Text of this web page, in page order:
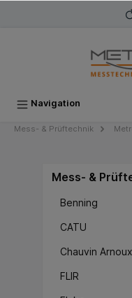
Navigation
Mess- & Prüftechnik
Mess- &
Benning
CATU
Chauvin Arnoux
FLIR